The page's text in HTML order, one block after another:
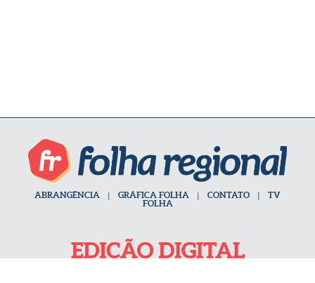
ABRANGÊNCIA | GRÁFICA FOLHA | CONTATO | TV
FOLHA